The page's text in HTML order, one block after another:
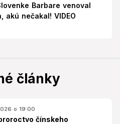
Barbare venoval
akú nečakal! VIDEO
články
o 19:00
čínskeho